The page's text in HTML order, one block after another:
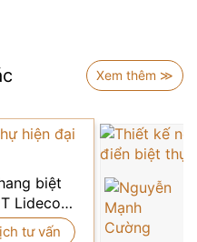
qua, vừa tạo cảm giác
Xem thêm ≫
biệt
Lideco
tư vấn